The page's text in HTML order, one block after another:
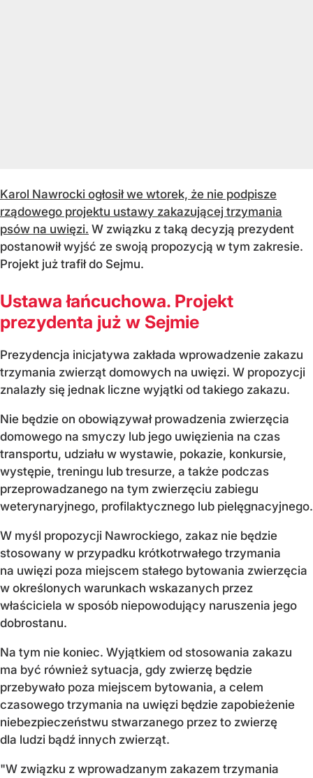
Karol Nawrocki ogłosił we wtorek, że nie podpisze
rządowego projektu ustawy zakazującej trzymania
psów na uwięzi. W związku z taką decyzją prezydent
postanowił wyjść ze swoją propozycją w tym zakresie.
Projekt już trafił do Sejmu.
Ustawa łańcuchowa. Projekt
prezydenta już w Sejmie
Prezydencja inicjatywa zakłada wprowadzenie zakazu
trzymania zwierząt domowych na uwięzi. W propozycji
znalazły się jednak liczne wyjątki od takiego zakazu.
Nie będzie on obowiązywał prowadzenia zwierzęcia
domowego na smyczy lub jego uwięzienia na czas
transportu, udziału w wystawie, pokazie, konkursie,
występie, treningu lub tresurze, a także podczas
przeprowadzanego na tym zwierzęciu zabiegu
weterynaryjnego, profilaktycznego lub pielęgnacyjnego.
W myśl propozycji Nawrockiego, zakaz nie będzie
stosowany w przypadku krótkotrwałego trzymania
na uwięzi poza miejscem stałego bytowania zwierzęcia
w określonych warunkach wskazanych przez
właściciela w sposób niepowodujący naruszenia jego
dobrostanu.
Na tym nie koniec. Wyjątkiem od stosowania zakazu
ma być również sytuacja, gdy zwierzę będzie
przebywało poza miejscem bytowania, a celem
czasowego trzymania na uwięzi będzie zapobieżenie
niebezpieczeństwu stwarzanego przez to zwierzę
dla ludzi bądź innych zwierząt.
"W związku z wprowadzanym zakazem trzymania